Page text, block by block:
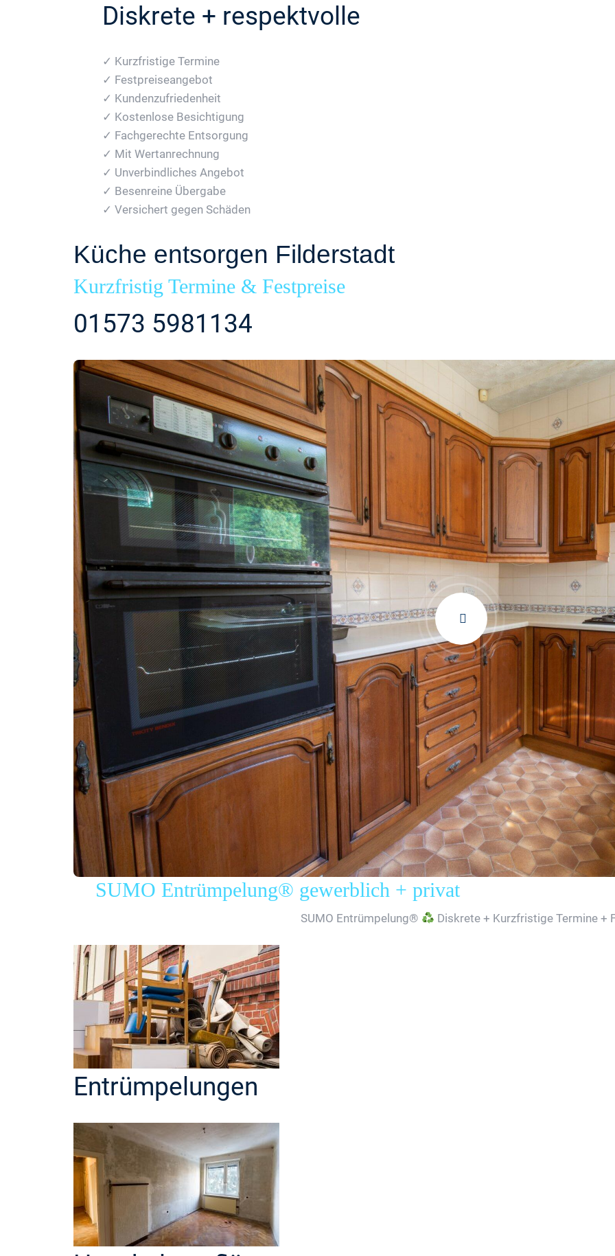
Diskrete + respektvolle
✓ Kurzfristige Termine
✓ Festpreiseangebot
✓ Kundenzufriedenheit
✓ Kostenlose Besichtigung
✓ Fachgerechte Entsorgung
✓ Mit Wertanrechnung
✓ Unverbindliches Angebot
✓ Besenreine Übergabe
✓ Versichert gegen Schäden
Küche entsorgen Filderstadt
Kurzfristig Termine & Festpreise
01573 5981134
SUMO Entrümpelung® gewerblich + privat
SUMO Entrümpelung® Diskrete + Kurzfristige Termine +
Entrümpelungen